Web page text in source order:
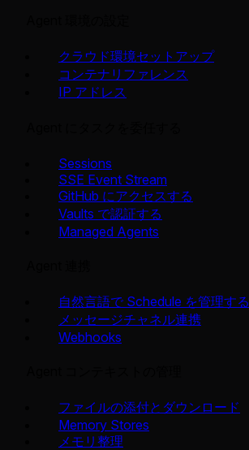
クラウド環境セットアップ
コンテナリファレンス
IP アドレス
Sessions
SSE Event Stream
GitHub にアクセスする
Vaults で認証する
Managed Agents
自然言語で Schedule を管理する
メッセージチャネル連携
Webhooks
ファイルの添付とダウンロード
Memory Stores
メモリ整理